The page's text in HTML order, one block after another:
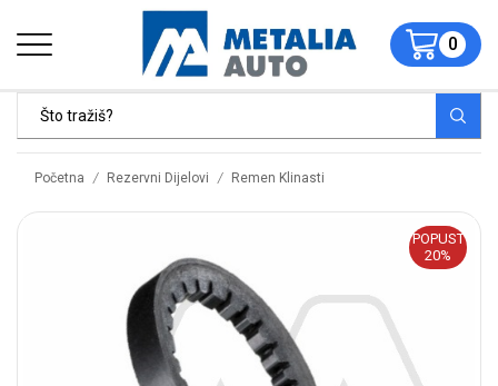
0
Početna / Rezervni Dijelovi / Remen Klinasti
POPUST
20%